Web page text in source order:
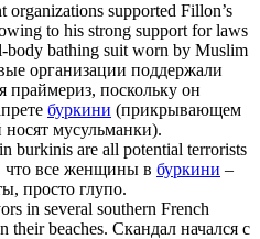
supported Fillon’s
to his strong support for laws
body bathing suit worn by Muslim
организации поддержали
поскольку он
буркини (прикрывающем
носят мусульманки).
burkinis are all potential terrorists
что все женщины в буркини –
просто глупо.
in several southern French
their beaches. Скандал начался с